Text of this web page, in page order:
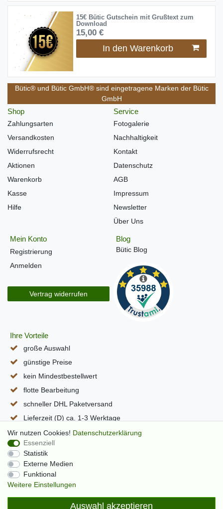
15€ Bütic Gutschein mit Grußtext zum
Download
15,00 €
In den Warenkorb
Bütic® und Bütic GmbH® sind eingetragene Marken der Bütic
GmbH
Shop
Zahlungsarten
Versandkosten
Widerrufsrecht
Aktionen
Warenkorb
Kasse
Hilfe
Service
Fotogalerie
Nachhaltigkeit
Kontakt
Datenschutz
AGB
Impressum
Newsletter
Über Uns
Mein Konto
Registrierung
Anmelden
Vertrag widerrufen
Blog
Bütic Blog
Ihre Vorteile
große Auswahl
günstige Preise
kein Mindestbestellwert
flotte Bearbeitung
schneller DHL Paketversand
Lieferzeit (D) ca. 1-3 Werktage
alle Seiten per SSL verschlüsselt
Wir nutzen Cookies! Daten­schutz­erklärung
Essenziell
Statistik
Externe Medien
Funktional
Weitere Einstellungen
Auswahl akzeptieren